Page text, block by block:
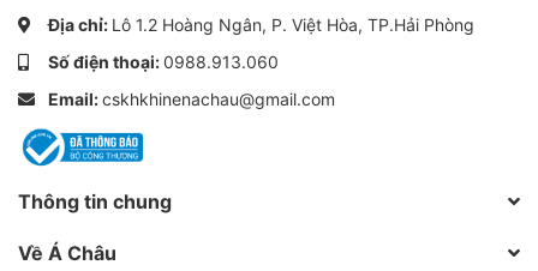
Cam kết:
Bảo hành máy và động cơ trong vòng 12 tháng.
Đổi trả miễn phí trong vòng 7 ngày đầu nếu phát
hiện lỗi do nhà sản xuất.
Miễn phí vận chuyển.
Địa chỉ: Lô 1.2 Hoàng Ngân, P. Việt Hòa, TP.Hải Phòng
Số điện thoại:0988.913.060
Email:cskhkhinenachau@gmail.com
Thông tin chung
Về Á Châu